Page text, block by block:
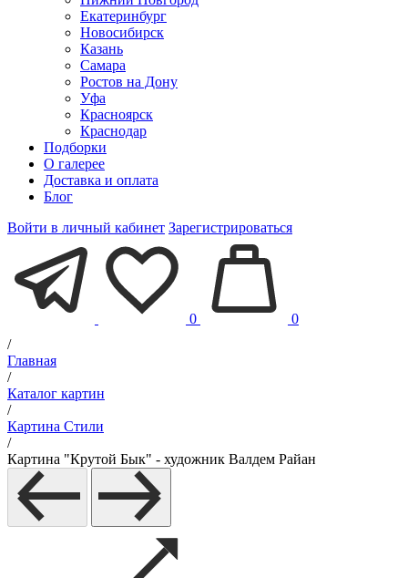
Екатеринбург
Новосибирск
Казань
Самара
Ростов на Дону
Уфа
Красноярск
Краснодар
Подборки
О галерее
Доставка и оплата
Блог
Войти в личный кабинет Зарегистрироваться
0
0
/
Главная
/
Каталог картин
/
Картина Стили
/
Картина "Крутой Бык" - художник Валдем Райан